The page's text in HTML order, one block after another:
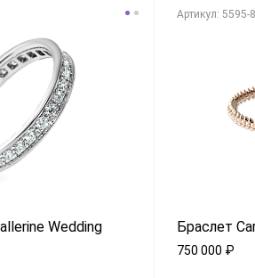
Wedding
Aртикул: 5595-
Браслет
750 000 ₽